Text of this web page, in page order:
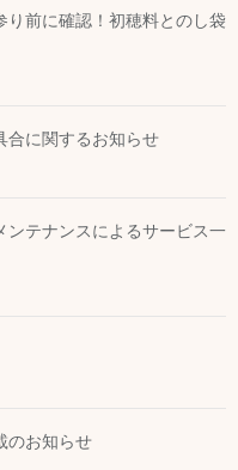
り前に確認！初穂料とのし袋
合に関するお知らせ
ンテナンスによるサービス一
のお知らせ